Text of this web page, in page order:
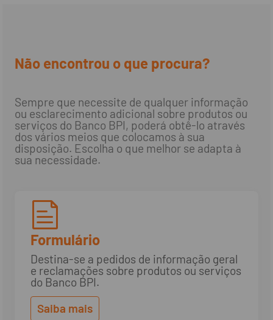
Não encontrou o que procura?
Sempre que necessite de qualquer informação
ou esclarecimento adicional sobre produtos ou
serviços do Banco BPI, poderá obtê-lo através
dos vários meios que colocamos à sua
disposição. Escolha o que melhor se adapta à
sua necessidade.
Formulário
Destina-se a pedidos de informação geral
e reclamações sobre produtos ou serviços
do Banco BPI.
Saiba mais